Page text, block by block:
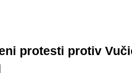
protesti protiv